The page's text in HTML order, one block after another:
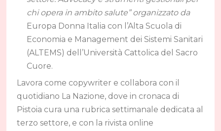
chi opera in ambito salute” organizzato da
Europa Donna Italia con l’Alta Scuola di
Economia e Management dei Sistemi Sanitari
(ALTEMS) dell’Università Cattolica del Sacro
Cuore.
Lavora come copywriter e collabora con il
quotidiano La Nazione, dove in cronaca di
Pistoia cura una rubrica settimanale dedicata al
terzo settore, e con la rivista online